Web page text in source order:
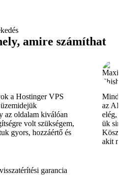
amire számíthat
a Hostinger VPS
az oldalam kiválóan
volt szükségem,
gyors, hozzáértő és
az AI-
elég,
ük
akit
garancia